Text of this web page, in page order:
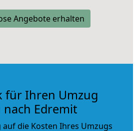
Angebote erhalten
für Ihren Umzug
nach Edremit
auf die Kosten Ihres Umzugs